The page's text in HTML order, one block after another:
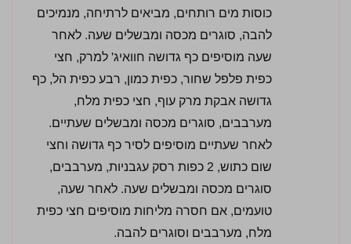
כוסות מים רותחים, מביאים לרתיחה, מנמיכים
להבה, סוגרים מכסה ומבשלים שעה. לאחר
שעה מוסיפים כף גדושה חוואיג' למרק, חצי
כפית פלפל שחור, כפית כמון, רבע כפית הל, כף
גדושה אבקת מרק עוף, חצי כפית מלח,
מערבבים, סוגרים מכסה ומבשלים שעתיים.
לאחר שעתיים מוסיפים לסיר כף גדושה וחצי
שום כתוש, 2 כפות רסק עגבניות, מערבבים,
סוגרים מכסה ומבשלים שעה. לאחר שעה,
טועמים, אם חסרה מליחות מוסיפים חצי כפית
מלח, מערבבים וסוגרים להבה.
3 / 5 | 15 מדרגים
לחץ כדי לדרג: